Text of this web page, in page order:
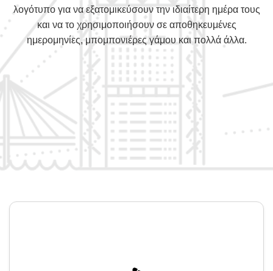
λογότυπο για να εξατομικεύσουν την ιδιαίτερη ημέρα τους
και να το χρησιμοποιήσουν σε αποθηκευμένες
ημερομηνίες, μπομπονιέρες γάμου και πολλά άλλα.